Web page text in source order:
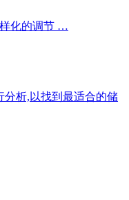
化的调节 …
分析,以找到最适合的储